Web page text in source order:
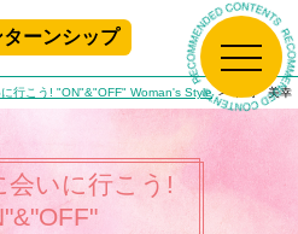
ターンシップマイページログイン
行こう! "ON"&"OFF" Woman's Style 中島 美幸
会いに行こう!